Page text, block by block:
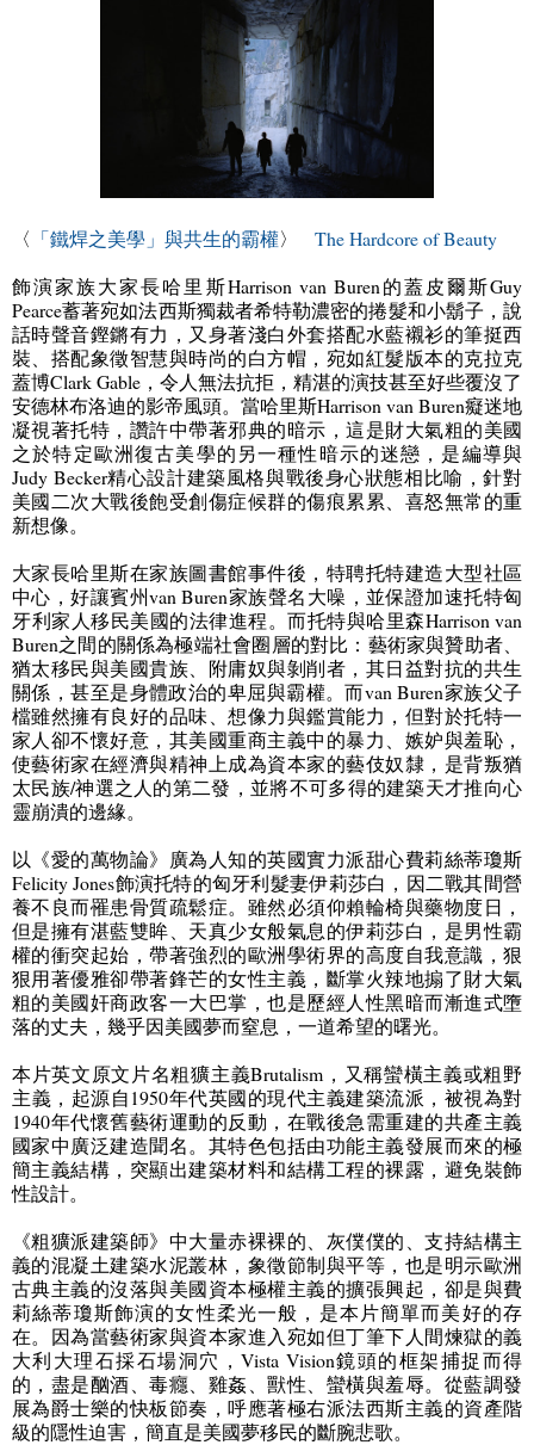
〈 「鐵焊之美學」與共生的霸權〉
The Hardcore of Beauty
飾演家族大家長哈里斯Harrison van Buren的蓋皮爾斯Guy
Pearce蓄著宛如法西斯獨裁者希特勒濃密的捲髮和小鬍子，說
話時聲音鏗鏘有力，又身著淺白外套搭配水藍襯衫的筆挺西
裝、搭配象徵智慧與時尚的白方帽，宛如紅髮版本的克拉克
蓋博Clark Gable ，令人無法抗拒，精湛的演技甚至好些覆沒了
安德林布洛迪的影帝風頭。當哈里斯Harrison van Buren癡迷地
凝視著托特，讚許中帶著邪典的暗示，這是財大氣粗的美國
之於特定歐洲復古美學的另一種性暗示的迷戀，是編導與
Judy Becker精心設計建築風格與戰後身心狀態相比喻，針對
美國二次大戰後飽受創傷症候群的傷痕累累、喜怒無常的重
新想像。
大家長哈里斯在家族圖書館事件後，特聘托特建造大型社區
中心，好讓賓州van Buren家族聲名大噪，並保證加速托特匈
牙利家人移民美國的法律進程。而托特與哈里森Harrison van
Buren之間的關係為極端社會圈層的對比：藝術家與贊助者、
猶太移民與美國貴族、附庸奴與剝削者，其日益對抗的共生
關係，甚至是身體政治的卑屈與霸權。而van Buren家族父子
檔雖然擁有良好的品味、想像力與鑑賞能力，但對於托特一
家人卻不懷好意，其美國重商主義中的暴力、嫉妒與羞恥，
使藝術家在經濟與精神上成為資本家的藝伎奴隸，是背叛猶
太民族/神選之人的第二發，並將不可多得的建築天才推向心
靈崩潰的邊緣。
以《愛的萬物論》廣為人知的英國實力派甜心費莉絲蒂瓊斯
Felicity Jones飾演托特的匈牙利髮妻伊莉莎白，因二戰其間營
養不良而罹患骨質疏鬆症。雖然必須仰賴輪椅與藥物度日，
但是擁有湛藍雙眸、天真少女般氣息的伊莉莎白，是男性霸
權的衝突起始，帶著強烈的歐洲學術界的高度自我意識，狠
狠用著優雅卻帶著鋒芒的女性主義，斷掌火辣地搧了財大氣
粗的美國奸商政客一大巴掌，也是歷經人性黑暗而漸進式墮
落的丈夫，幾乎因美國夢而窒息，一道希望的曙光。
本片英文原文片名粗獷主義Brutalism ，又稱蠻橫主義或粗野
主義，起源自1950年代英國的現代主義建築流派，被視為對
1940年代懷舊藝術運動的反動，在戰後急需重建的共產主義
國家中廣泛建造聞名。其特色包括由功能主義發展而來的極
簡主義結構，突顯出建築材料和結構工程的裸露，避免裝飾
性設計。
《粗獷派建築師》中大量赤裸裸的、灰僕僕的、支持結構主
義的混凝土建築水泥叢林，象徵節制與平等，也是明示歐洲
古典主義的沒落與美國資本極權主義的擴張興起，卻是與費
莉絲蒂瓊斯飾演的女性柔光一般，是本片簡單而美好的存
在。因為當藝術家與資本家進入宛如但丁筆下人間煉獄的義
大利大理石採石場洞穴，Vista Vision鏡頭的框架捕捉而得
的，盡是酗酒、毒癮、雞姦、獸性、蠻橫與羞辱。從藍調發
展為爵士樂的快板節奏，呼應著極右派法西斯主義的資產階
級的隱性迫害，簡直是美國夢移民的斷腕悲歌。